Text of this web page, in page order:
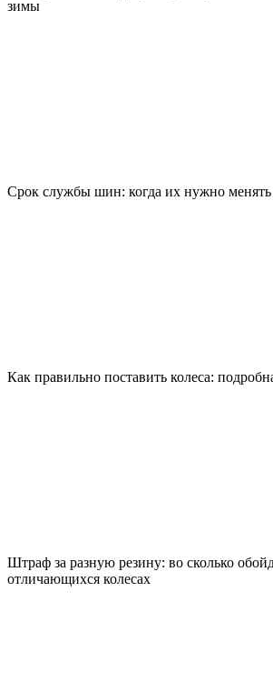
зимы
Срок службы шин: когда их нужно
Как правильно поставить колеса:
Штраф за разную резину: во сколько
отличающихся колесах